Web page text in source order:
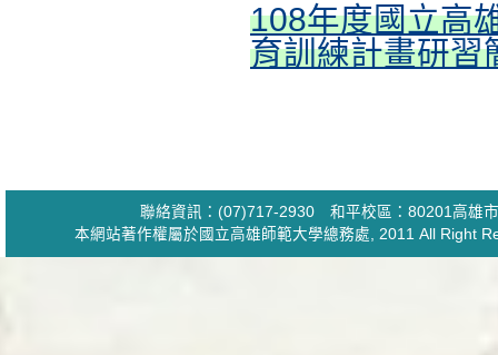
108年度國立高
育訓練計畫研習
聯絡資訊：(07)717-2930 和平校區：80201高雄
本網站著作權屬於國立高雄師範大學總務處, 2011 All Right